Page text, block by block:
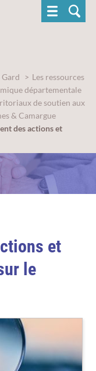
Les ressources
départementale
de soutien aux
& Camargue
des actions et
et
le